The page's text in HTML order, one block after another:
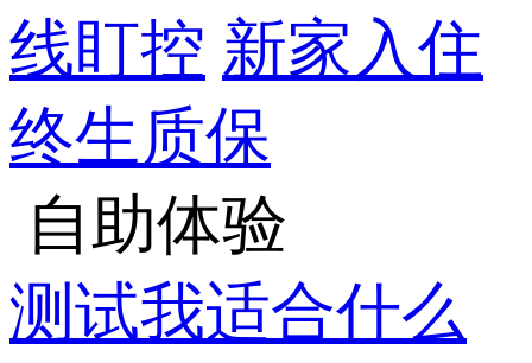
线盯控 新家入住
终生质保
自助体验
测试我适合什么